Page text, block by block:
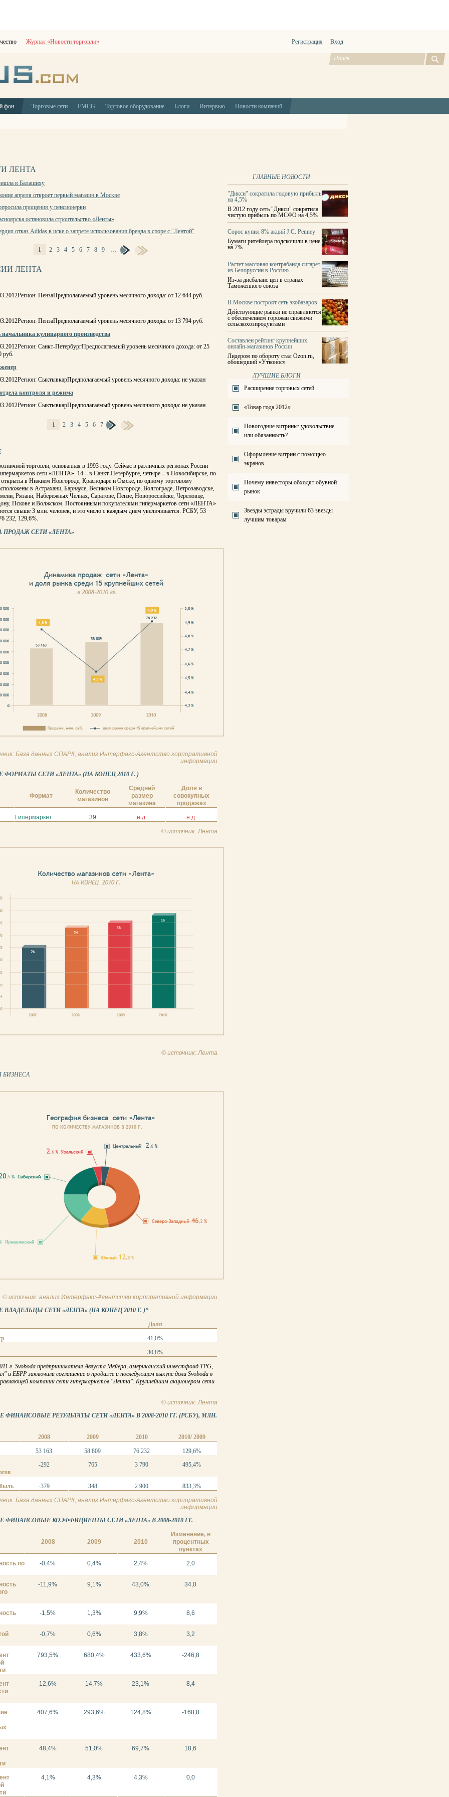
Журнал «Новости торговли» Регистрация Вход
фон Торговые сети FMCG Торговое оборудование Блоги Интервью Новости компаний
ЛЕНТА
в Балашиху
апреля откроет первый магазин в Москве
прощения у пенсионерки
остановила строительство «Ленты»
отказ Adidas в иске о запрете использования бренда в споре с "Лентой"
1 2 3 4 5 6 7 8 9 …
ЛЕНТА
ПензаПредполагаемый уровень месячного дохода: от 12 644 руб.
ПензаПредполагаемый уровень месячного дохода: от 13 794 руб.
начальника кулинарного производства
Санкт-ПетербургПредполагаемый уровень месячного дохода: от 25
руб.
СыктывкарПредполагаемый уровень месячного дохода: не указан
контроля и режима
СыктывкарПредполагаемый уровень месячного дохода: не указан
1 2 3 4 5 6 7
торговли, основанная в 1993 году. Сейчас в различных регионах России
сети «ЛЕНТА». 14 – в Санкт-Петербурге, четыре – в Новосибирске, по
открыты в Нижнем Новгороде, Краснодаре и Омске, по одному торговому
в Астрахани, Барнауле, Великом Новгороде, Волгограде, Петрозаводске,
Рязани, Набережных Челнах, Саратове, Пензе, Новороссийске, Череповце,
Пскове и Волжском. Постоянными покупателями гипермаркетов сети «ЛЕНТА»
свыше 3 млн. человек, и это число с каждым днем увеличивается. РСБУ, 53
232, 129,6%.
СЕТИ «ЛЕНТА»
База данных СПАРК, анализ Интерфакс-Агентство корпоративной
информации
СЕТИ «ЛЕНТА» (НА КОНЕЦ 2010 Г. )
Формат
Количество
магазинов
Средний
размер
магазина
Доля в
совокупных
продажах
Гипермаркет 39 н.д.
н.д.
© источник: Лента
© источник: Лента
БИЗНЕСА
© источник: анализ Интерфакс-Агентство корпоративной информации
СЕТИ «ЛЕНТА» (НА КОНЕЦ 2010 Г. )*
Доля
41,0%
30,8%
г. Svoboda предпринимателя Августа Мейера, американский инвестфонд TPG,
и ЕБРР заключили соглашение о продаже и последующем выкупе доли Svoboda в
компании сети гипермаркетов "Лента". Крупнейшим акционером сети
© источник: Лента
РЕЗУЛЬТАТЫ СЕТИ «ЛЕНТА» В 2008-2010 ГГ. (РСБУ), МЛН.
2008
2009 2010
2010/ 2009
53 163 58 809 76 232
129,6%
-292 765 3 790 495,4%
-379 348 2 900
833,3%
База данных СПАРК, анализ Интерфакс-Агентство корпоративной
информации
КОЭФФИЦИЕНТЫ СЕТИ «ЛЕНТА» В 2008-2010 ГГ.
2008 2009 2010
Изменение, в
процентных
пунктах
по
-0,4% 0,4% 2,4% 2,0
-11,9% 9,1% 43,0% 34,0
-1,5% 1,3% 9,9% 8,6
-0,7% 0,6% 3,8% 3,2
793,5% 680,4% 433,6% -246,8
12,6% 14,7% 23,1% 8,4
407,6% 293,6% 124,8% -168,8
48,4% 51,0% 69,7% 18,6
4,1% 4,3% 4,3% 0,0
ГЛАВНЫЕ НОВОСТИ
"Дикси" сократила годовую прибыль
на 4,5%
В 2012 году сеть "Дикси" сократила
чистую прибыль по МСФО на 4,5%
Сорос купил 8% акций J.C. Penney
Бумаги ритейлера подскочили в цене
на 7%
Растет массовая контрабанда сигарет
из Белоруссии в Россию
Из-за дисбаланс цен в странах
Таможенного союза
В Москве построят сеть экобазаров
Действующие рынки не справляются
с обеспечением горожан свежими
сельскохозпродуктами
Составлен рейтинг крупнейших
онлайн-магазинов России
Лидером по обороту стал Ozon.ru,
обошедший «Утконос»
ЛУЧШИЕ БЛОГИ
Расширение торговых сетей
«Товар года 2012»
Новогодние витрины: удовольствие
или обязанность?
Оформление витрин с помощью
экранов
Почему инвесторы обходят обувной
рынок
Звезды эстрады вручили 63 звезды
лучшим товарам